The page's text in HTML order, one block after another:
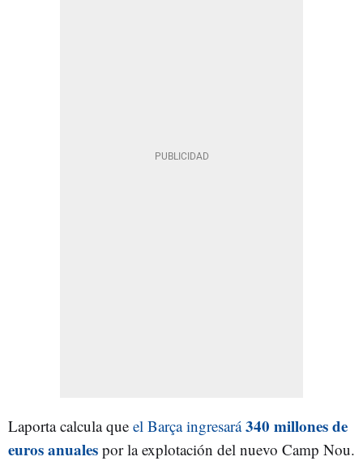
Laporta calcula que el Barça ingresará340 millones de
euros anuales por la explotación del nuevo Camp Nou.